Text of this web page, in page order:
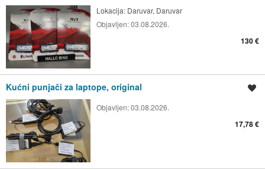
Lokacija: Daruvar, Daruvar
Objavljen:03.08.2026.
130 €
Kućni punjači za laptope, original
Objavljen:03.08.2026.
17,78 €